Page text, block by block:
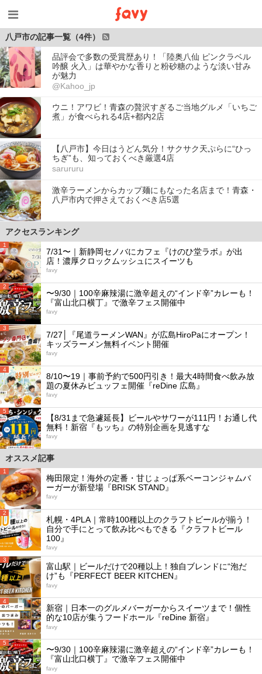
八戸市の記事一覧（4件）
品評会で多数の受賞歴あり！「陸奥八仙 ピンクラベル
吟醸 火入」は華やかな香りと粉砂糖のような淡い甘み
が魅力
@Kahoo_jp
ウニ！アワビ！青森の贅沢すぎるご当地グルメ「いちご
煮」が食べられる4店+都内2店
【八戸市】今日はうどん気分！サクサク天ぷらに“ひっ
ちぎ”も、知っておくべき厳選4店
sarururu
激辛ラーメンからカップ麺にもなった名店まで！青森・
八戸市内で押さえておくべき店5選
アクセスランキング
1
7/31〜｜新静岡セノバにカフェ『けのひ堂ラボ』が出
店！濃厚クロックムッシュにスイーツも
favy
2
〜9/30｜100辛麻辣湯に激辛超えの“インド辛”カレーも！
『富山北口横丁』で激辛フェス開催中
favy
3
7/27│『尾道ラーメンWAN』が広島HiroPaにオープン！
キッズラーメン無料イベント開催
favy
4
8/10〜19｜事前予約で500円引き！最大4時間食べ飲み放
題の夏休みビュッフェ開催『reDine 広島』
favy
5
【8/31まで急遽延長】ビールやサワーが111円！お通し代
無料！新宿『もッち』の特別企画を見逃すな
favy
オススメ記事
1
梅田限定！海外の定番・甘じょっぱ系ベーコンジャムバ
ーガーが新登場『BRISK STAND』
favy
2
札幌・4PLA｜常時100種以上のクラフトビールが揃う！
自分で手にとって飲み比べもできる『クラフトビール
100』
favy
3
富山駅｜ビールだけで20種以上！独自ブレンドに“泡だ
け”も『PERFECT BEER KITCHEN』
favy
4
新宿｜日本一のグルメバーガーからスイーツまで！個性
的な10店が集うフードホール『reDine 新宿』
favy
5
〜9/30｜100辛麻辣湯に激辛超えの“インド辛”カレーも！
『富山北口横丁』で激辛フェス開催中
favy